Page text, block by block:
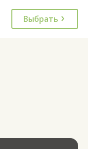
Выбрать